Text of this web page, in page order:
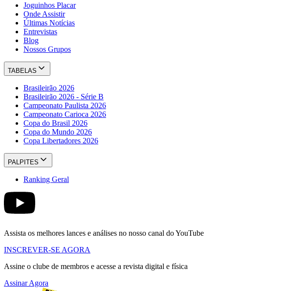
Joguinhos Placar
Onde Assistir
Últimas Notícias
Entrevistas
Blog
Nossos Grupos
TABELAS
Brasileirão 2026
Brasileirão 2026 - Série B
Campeonato Paulista 2026
Campeonato Carioca 2026
Copa do Brasil 2026
Copa do Mundo 2026
Copa Libertadores 2026
PALPITES
Ranking Geral
Assista os melhores lances e análises no nosso canal do YouTube
INSCREVER-SE AGORA
Assine o clube de membros e acesse a revista digital e física
Assinar Agora